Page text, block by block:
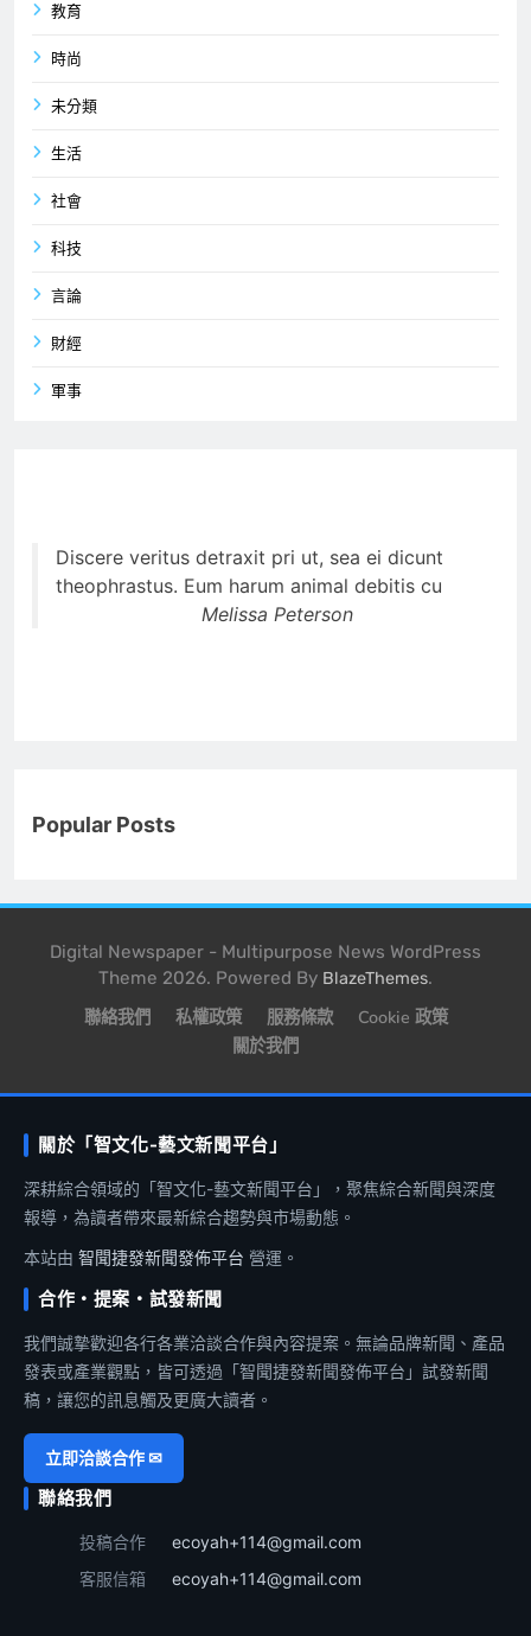
教育
時尚
未分類
生活
社會
科技
言論
財經
軍事
Discere veritus detraxit pri ut, sea ei dicunt
theophrastus. Eum harum animal debitis cu
Melissa Peterson
Popular Posts
Digital Newspaper - Multipurpose News WordPress
Theme 2026. Powered By BlazeThemes.
聯絡我們 私權政策 服務條款
Cookie 政策
關於我們
關於「智文化-藝文新聞平台」
深耕綜合領域的「智文化-藝文新聞平台」，聚焦綜合新聞與深度
報導，為讀者帶來最新綜合趨勢與市場動態。
本站由 智聞捷發新聞發佈平台 營運。
合作・提案・試發新聞
我們誠摯歡迎各行各業洽談合作與內容提案。無論品牌新聞、產品
發表或產業觀點，皆可透過「智聞捷發新聞發佈平台」試發新聞
稿，讓您的訊息觸及更廣大讀者。
立即洽談合作 ✉
聯絡我們
投稿合作
ecoyah+114@gmail.com
客服信箱
ecoyah+114@gmail.com